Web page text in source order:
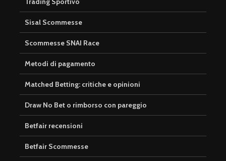
Sisal Scommesse
Scommesse SNAI Race
Metodi di pagamento
Matched Betting: critiche e opinioni
Draw No Bet o rimborso con pareggio
Betfair recensioni
Betfair Scommesse